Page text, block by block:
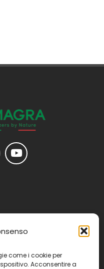
come i cookie per
Acconsentire a